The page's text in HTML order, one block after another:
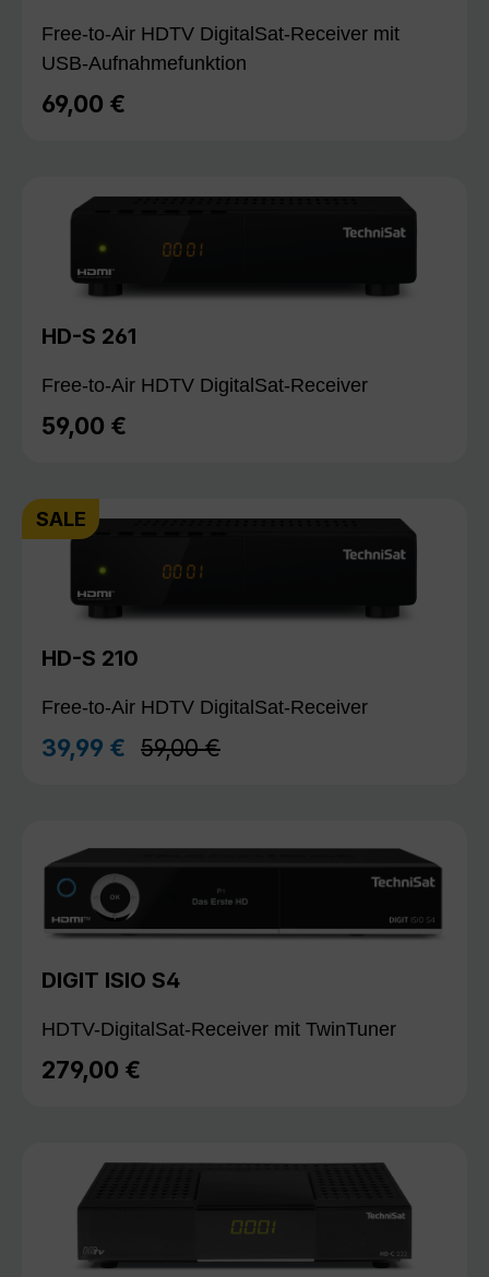
Free-to-Air HDTV DigitalSat-Receiver mit
USB-Aufnahmefunktion
Regulärer Preis:
69,00 €
HD-S 261
Free-to-Air HDTV DigitalSat-Receiver
Regulärer Preis:
59,00 €
SALE
HD-S 210
Free-to-Air HDTV DigitalSat-Receiver
Verkaufspreis:
39,99 € Regulärer Preis:
59,00 €
DIGIT ISIO S4
HDTV-DigitalSat-Receiver mit TwinTuner
Regulärer Preis:
279,00 €